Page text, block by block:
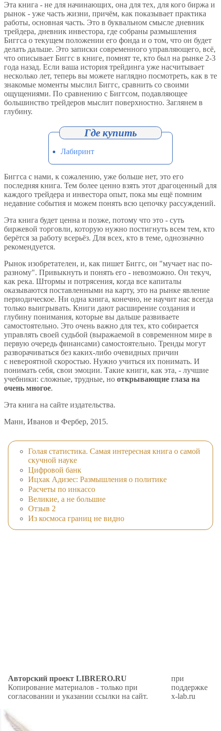
Эта книга - не для начинающих, она для тех, для кого биржа и
рынок - уже часть жизни, причём, как показывает практика
работы, основная часть. Это в буквальном смысле дневник
трейдера, дневник инвестора, где собраны размышления
Биггса о текущем положении его фонда и о том, что он будет
делать дальше. Это записки современного управляющего, всё,
что описывает Биггс в книге, помнят те, кто был на рынке 2-3
года назад. Если ваша история трейдинга уже насчитывает
несколько лет, теперь вы можете наглядно посмотреть, как в те
знакомые моменты мыслил Биггс, сравнить со своими
ощущениями. По сравнению с Биггсом, подавляющее
большинство трейдеров мыслит поверхностно. Заглянем в
глубину.
Лабиринт
Биггса с нами, к сожалению, уже больше нет, это его
последняя книга. Тем более ценно взять этот драгоценный для
каждого трейдера и инвестора опыт, пока мы ещё помним
недавние события и можем понять всю цепочку рассуждений.
Эта книга будет ценна и позже, потому что это - суть
биржевой торговли, которую нужно постигнуть всем тем, кто
берётся за работу всерьёз. Для всех, кто в теме, однозначно
рекомендуется.
Рынок изобретателен, и, как пишет Биггс, он "мучает нас по-
разному". Привыкнуть и понять его - невозможно. Он текуч,
как река. Штормы и потрясения, когда все капиталы
оказываются поставленными на карту, это на рынке явление
периодическое. Ни одна книга, конечно, не научит нас всегда
только выигрывать. Книги дают расширение создания и
глубину понимания, которые вы дальше развиваете
самостоятельно. Это очень важно для тех, кто собирается
управлять своей судьбой (выражаемой в современном мире в
первую очередь финансами) самостоятельно. Тренды могут
разворачиваться без каких-либо очевидных причин
с невероятной скоростью. Нужно учиться их понимать. И
понимать себя, свои эмоции. Такие книги, как эта, - лучшие
учебники: сложные, трудные, но открывающие глаза на
очень многое.
Эта книга на сайте издательства.
Манн, Иванов и Фербер, 2015.
Голая статистика. Самая интересная книга о самой
скучной науке
Цифровой банк
Ицхак Адизес: Размышления о политике
Расчеты по инкассо
Великие, а не большие
Отзыв 2
Из космоса границ не видно
Авторский проект LIBRERO.RU
Копирование материалов - только при
согласовании и указании ссылки на сайт.
при
поддержке
x-lab.ru